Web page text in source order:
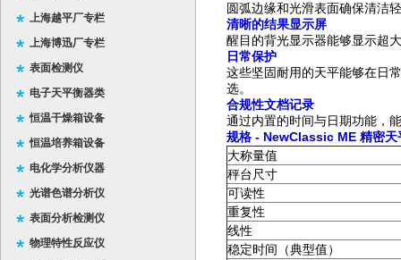
上海越平厂专栏
上海博迅厂专栏
表面检测仪
电子天平衡器类
恒温干燥箱设备
恒温培养箱设备
电化学分析仪器
光谱色谱分析仪
表面分析检测仪
物理特性反应仪
圆弧边缘和光滑表面确保清洁
清晰的结果显示屏
醒目的背光显示器能够显示超
日常保护
这些坚固耐用的天平能够在日
选。
合规性文档记录
通过内置的时间与日期功能，
规格- NewClassic ME 精密天
大称量值
秤台尺寸
可读性
重复性
线性
稳定时间（典型值）